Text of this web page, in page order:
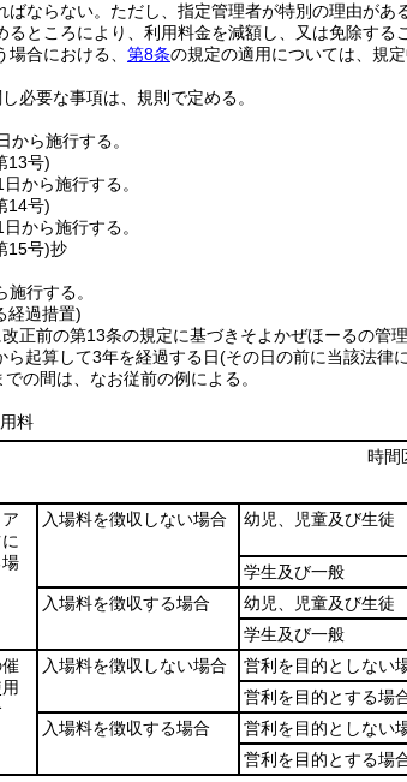
ならない。 ただし、指定管理者が特別の理由があ
ところにより、利用料金を減額し、又は免除する
合における、 第8条の規定の適用については、規
必要な事項は、規則で定める。
から施行する。
13号)
から施行する。
14号)
から施行する。
15号)抄
行する。
経過措置)
正前の第13条の規定に基づきそよかぜほーるの
ら起算して3年を経過する日(その日の前に当該法律
での間は、なお従前の例による。
料
時間
入場料を徴収しない場合 幼児、児童及び生徒
学生及び一般
入場料を徴収する場合
幼児、児童及び生徒
学生及び一般
入場料を徴収しない場合 営利を目的としない
営利を目的とする場
入場料を徴収する場合
営利を目的としない
営利を目的とする場